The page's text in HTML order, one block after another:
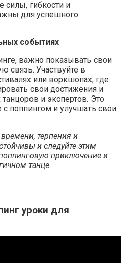
силы, гибкости и
для успешного
событиях
важно показывать свои
связь. Участвуйте в
или воркшопах, где
свои достижения и
и экспертов. Это
поппингом и улучшать свои
терпения и
и следуйте этим
приключение и
танце.
уроки для